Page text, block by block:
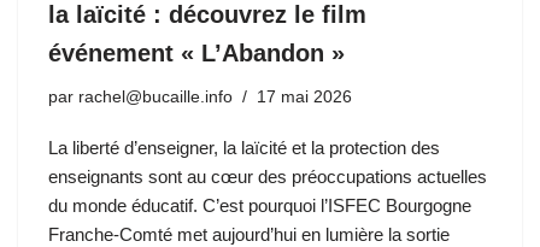
la laïcité : découvrez le film
événement « L’Abandon »
par rachel@bucaille.info 17 mai 2026
La liberté d’enseigner, la laïcité et la protection des
enseignants sont au cœur des préoccupations actuelles
du monde éducatif. C’est pourquoi l’ISFEC Bourgogne
Franche-Comté met aujourd’hui en lumière la sortie